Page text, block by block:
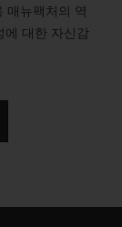
매뉴팩처의 역
에 대한 자신감